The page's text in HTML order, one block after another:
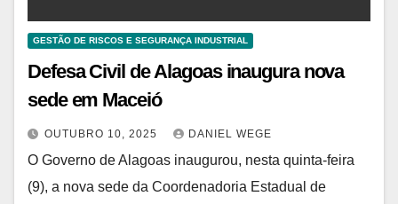
GESTÃO DE RISCOS E SEGURANÇA INDUSTRIAL
Defesa Civil de Alagoas inaugura nova
sede em Maceió
OUTUBRO 10, 2025 DANIEL WEGE
O Governo de Alagoas inaugurou, nesta quinta-feira
(9), a nova sede da Coordenadoria Estadual de